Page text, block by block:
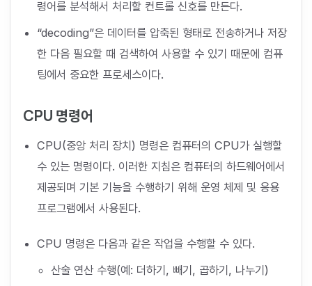
령어를 분석해서 처리할 컨트롤 신호를 만든다.
“decoding”은 데이터를 압축된 형태로 전송하거나 저장
한 다음 필요할 때 검색하여 사용할 수 있기 때문에 컴퓨
팅에서 중요한 프로세스이다.
CPU 명령어
CPU(중앙 처리 장치) 명령은 컴퓨터의 CPU가 실행할
수 있는 명령이다. 이러한 지침은 컴퓨터의 하드웨어에서
제공되며 기본 기능을 수행하기 위해 운영 체제 및 응용
프로그램에서 사용된다.
CPU 명령은 다음과 같은 작업을 수행할 수 있다.
산술 연산 수행(예: 더하기, 빼기, 곱하기, 나누기)